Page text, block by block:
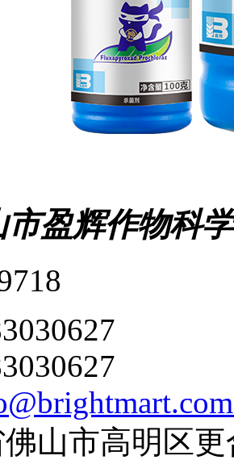
市盈辉作物科
佛山市高明区